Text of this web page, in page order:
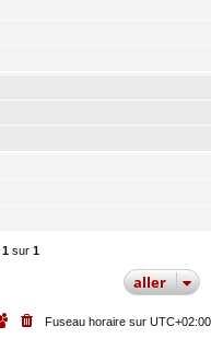
1sur 1
aller
Fuseau horaire sur UTC+02:00